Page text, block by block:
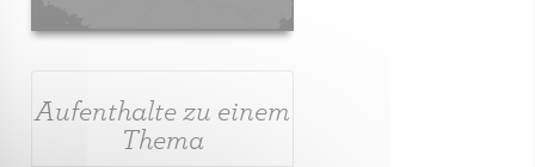
Aufenthalte zu einem
Thema